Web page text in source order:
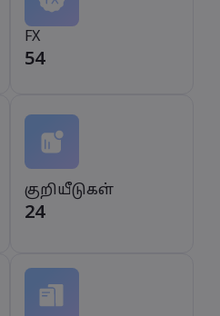
FX
54
குறியீடுகள்
24